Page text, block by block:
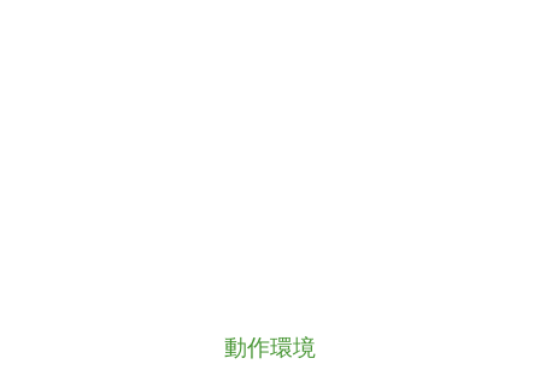
動作環境